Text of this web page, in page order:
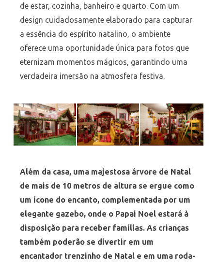
de estar, cozinha, banheiro e quarto. Com um
design cuidadosamente elaborado para capturar
a essência do espírito natalino, o ambiente
oferece uma oportunidade única para fotos que
eternizam momentos mágicos, garantindo uma
verdadeira imersão na atmosfera festiva.
Além da casa, uma majestosa árvore de Natal
de mais de 10 metros de altura se ergue como
um ícone do encanto, complementada por um
elegante gazebo, onde o Papai Noel estará à
disposição para receber famílias. As crianças
também poderão se divertir em um
encantador trenzinho de Natal e em uma roda-